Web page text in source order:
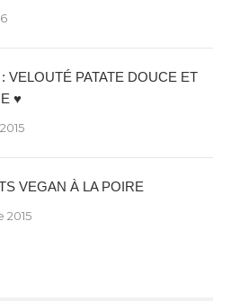
VELOUTÉ PATATE DOUCE ET
♥
VEGAN À LA POIRE
2015